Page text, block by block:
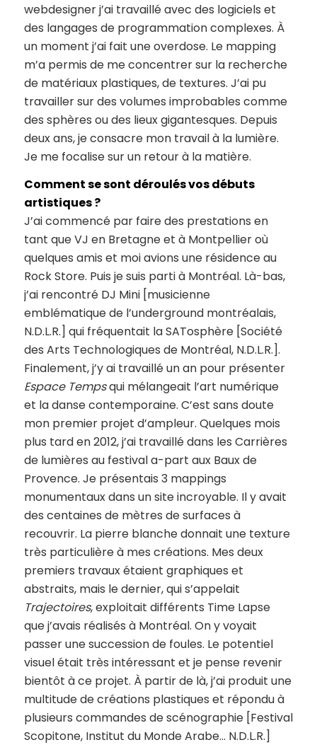
webdesigner j’ai travaillé avec des logiciels et
des langages de programmation complexes. À
un moment j’ai fait une overdose. Le mapping
m’a permis de me concentrer sur la recherche
de matériaux plastiques, de textures. J’ai pu
travailler sur des volumes improbables comme
des sphères ou des lieux gigantesques. Depuis
deux ans, je consacre mon travail à la lumière.
Je me focalise sur un retour à la matière.
Comment se sont déroulés vos débuts
artistiques ?
J’ai commencé par faire des prestations en
tant que VJ en Bretagne et à Montpellier où
quelques amis et moi avions une résidence au
Rock Store. Puis je suis parti à Montréal. Là-bas,
j’ai rencontré DJ Mini [musicienne
emblématique de l’underground montréalais,
N.D.L.R.] qui fréquentait la SATosphère [Société
des Arts Technologiques de Montréal, N.D.L.R.].
Finalement, j’y ai travaillé un an pour présenter
Espace Tempsqui mélangeait l’art numérique
et la danse contemporaine. C’est sans doute
mon premier projet d’ampleur. Quelques mois
plus tard en 2012, j’ai travaillé dans les Carrières
de lumières au festival a-part aux Baux de
Provence. Je présentais 3 mappings
monumentaux dans un site incroyable. Il y avait
des centaines de mètres de surfaces à
recouvrir. La pierre blanche donnait une texture
très particulière à mes créations. Mes deux
premiers travaux étaient graphiques et
abstraits, mais le dernier, qui s’appelait
Trajectoires, exploitait différents Time Lapse
que j’avais réalisés à Montréal. On y voyait
passer une succession de foules. Le potentiel
visuel était très intéressant et je pense revenir
bientôt à ce projet. À partir de là, j’ai produit une
multitude de créations plastiques et répondu à
plusieurs commandes de scénographie [Festival
Scopitone, Institut du Monde Arabe… N.D.L.R.]